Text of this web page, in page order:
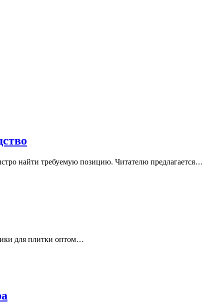
найти требуемую позицию. Читателю предлагается…
для плитки оптом…